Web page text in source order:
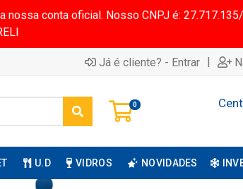
nossa conta oficial. Nosso CNPJ é:
Já é cliente? - Entrar |
0
U.D VIDROS NOVIDADES